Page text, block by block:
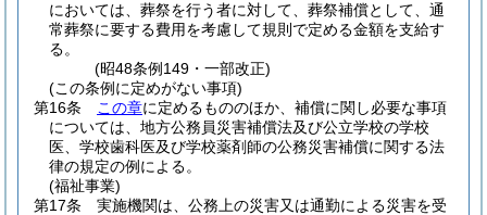
においては、葬祭を行う者に対して、葬祭補償として、通
常葬祭に要する費用を考慮して規則で定める金額を支給す
る。
(昭48条例149・一部改正)
(この条例に定めがない事項)
第16条
この章に定めるもののほか、補償に関し必要な事項
については、地方公務員災害補償法及び公立学校の学校
医、学校歯科医及び学校薬剤師の公務災害補償に関する法
律の規定の例による。
(福祉事業)
第17条
実施機関は、公務上の災害又は通勤による災害を受